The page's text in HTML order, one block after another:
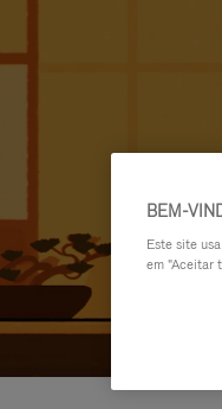
BEM-
Este site
em "Aceitar